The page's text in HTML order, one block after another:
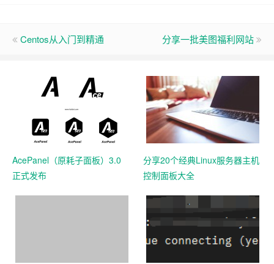
Centos从入门到精通 分享一批美图福利网站
AcePanel（原耗子面板）3.0
正式发布
分享20个经典Linux服务器主机
控制面板大全